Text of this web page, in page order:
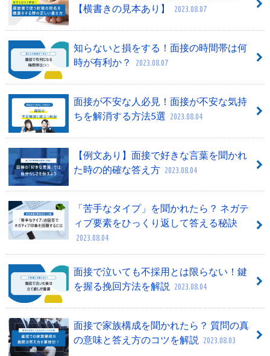
【横書きの見本あり】
2023.08.07
知らないと損をする！面接の時間帯は何
時が有利か？
2023.08.07
面接が不安な人必見！面接が不安な気持
ちを解消する方法5選 2023.08.04
【例文あり】面接で好きな言葉を聞かれ
た時の的確な答え方 2023.08.04
「苦手なタイプ」を聞かれたら？ ネガテ
ィブ要素をひっくり返して答える秘訣
2023.08.04
面接で泣いても不採用とは限らない！鍵
を握る挽回方法を解説
2023.08.04
面接で家族構成を聞かれたら？ 質問の真
の意味と答え方のコツを解説
2023.08.03